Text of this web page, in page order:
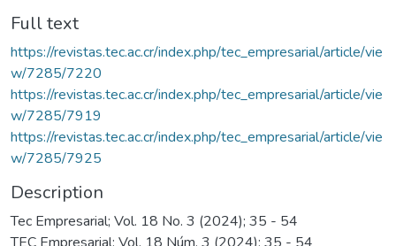
Full text
https://revistas.tec.ac.cr/index.php/tec_empresarial/article/vie
w/7285/7220
https://revistas.tec.ac.cr/index.php/tec_empresarial/article/vie
w/7285/7919
https://revistas.tec.ac.cr/index.php/tec_empresarial/article/vie
w/7285/7925
Description
Tec Empresarial; Vol. 18 No. 3 (2024); 35 - 54